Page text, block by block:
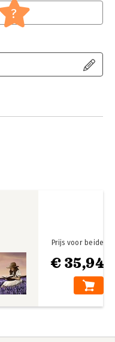
?
€ 35,94
Prijs voor beide